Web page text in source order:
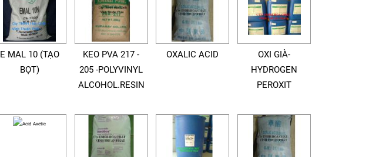
E MAL 10 (TẠO
BỌT)
KEO PVA 217 -
205 -POLYVINYL
ALCOHOL.RESIN
OXALIC ACID
OXI GIÀ-
HYDROGEN
PEROXIT